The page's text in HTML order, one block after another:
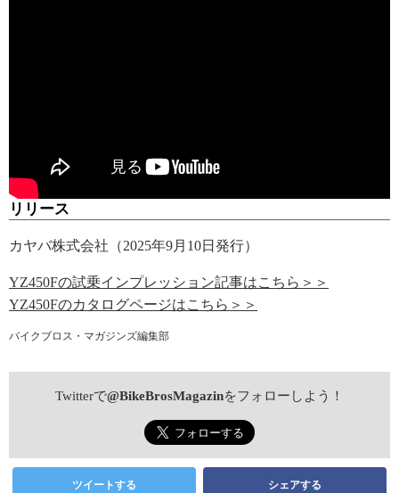
リリース
カヤバ株式会社（2025年9月10日発行）
YZ450Fの試乗インプレッション記事はこちら＞＞
YZ450Fのカタログページはこちら＞＞
バイクブロス・マガジンズ編集部
Twitterで@BikeBrosMagazinをフォローしよう！
ツイートする シェアする